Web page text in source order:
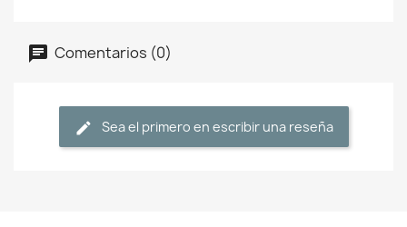
Comentarios (0)
Sea el primero en escribir una reseña